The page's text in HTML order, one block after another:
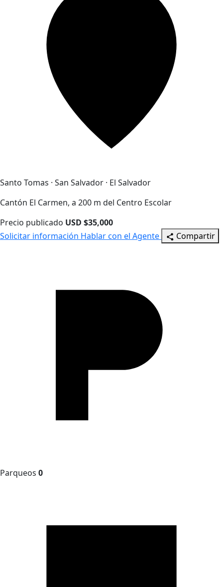
Santo Tomas · San Salvador · El Salvador
Cantón El Carmen, a 200 m del Centro Escolar
Precio publicado USD $35,000
Solicitar información Hablar con el Agente Compartir
Parqueos 0